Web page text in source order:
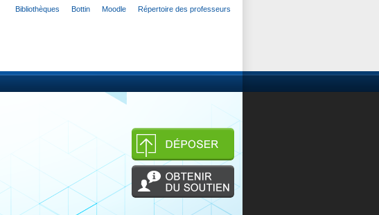
Bibliothèques Bottin Moodle Répertoire des professeurs